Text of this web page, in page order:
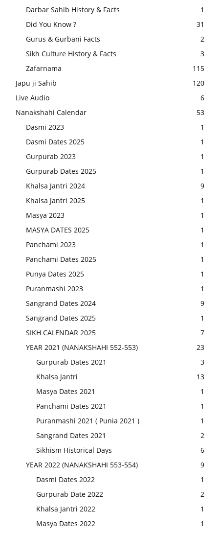
Darbar Sahib History & Facts
1
Did You Know ?
31
Gurus & Gurbani Facts
2
Sikh Culture History & Facts
3
Zafarnama
115
Japu ji Sahib
120
Live Audio
6
Nanakshahi Calendar
53
Dasmi 2023
1
Dasmi Dates 2025
1
Gurpurab 2023
1
Gurpurab Dates 2025
1
Khalsa Jantri 2024
9
Khalsa Jantri 2025
1
Masya 2023
1
MASYA DATES 2025
1
Panchami 2023
1
Panchami Dates 2025
1
Punya Dates 2025
1
Puranmashi 2023
1
Sangrand Dates 2024
9
Sangrand Dates 2025
1
SIKH CALENDAR 2025
7
YEAR 2021 (NANAKSHAHI 552-553)
23
Gurpurab Dates 2021
3
Khalsa Jantri
13
Masya Dates 2021
1
Panchami Dates 2021
1
Puranmashi 2021 ( Punia 2021 )
1
Sangrand Dates 2021
2
Sikhism Historical Days
6
YEAR 2022 (NANAKSHAHI 553-554)
9
Dasmi Dates 2022
1
Gurpurab Date 2022
2
Khalsa Jantri 2022
1
Masya Dates 2022
1